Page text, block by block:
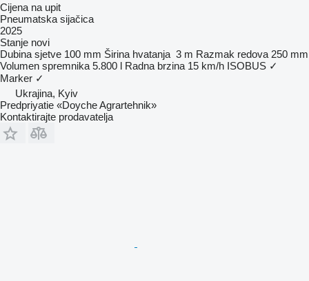
Cijena na upit
Pneumatska sijačica
2025
Stanje novi
Dubina sjetve 100 mm Širina hvatanja 3 m Razmak redova 250 mm
Volumen spremnika 5.800 l Radna brzina 15 km/h ISOBUS ✓
Marker ✓
Ukrajina, Kyiv
Predpriyatie «Doyche Agrartehnik»
Kontaktirajte prodavatelja